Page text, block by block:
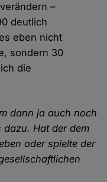
–
deutlich
eben nicht
sondern 30
die
dann ja auch noch
dazu. Hat der dem
oder spielte der